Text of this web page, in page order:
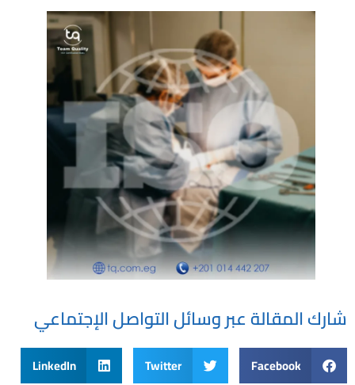
شارك المقالة عبر وسائل التواصل الإجتماعي
Facebook
Twitter
LinkedIn